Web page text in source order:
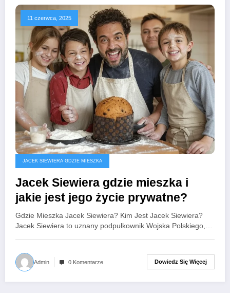
11 czerwca, 2025
JACEK SIEWIERA GDZIE MIESZKA
Jacek Siewiera gdzie mieszka i
jakie jest jego życie prywatne?
Gdzie Mieszka Jacek Siewiera? Kim Jest Jacek Siewiera?
Jacek Siewiera to uznany podpułkownik Wojska Polskiego,…
Admin 0 Komentarze Dowiedz Się Więcej